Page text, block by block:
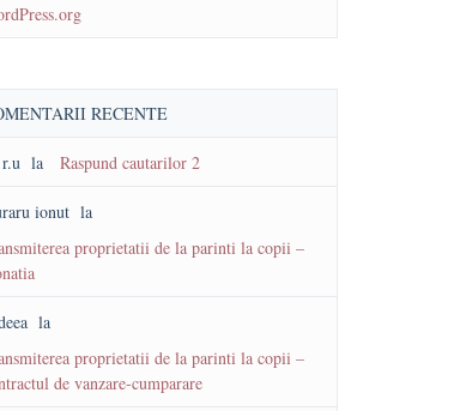
RECENTE
la Raspund cautarilor 2
ionut la
proprietatii de la parinti la copii –
la
proprietatii de la parinti la copii –
de vanzare-cumparare